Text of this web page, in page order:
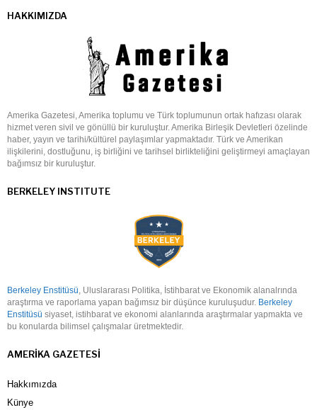
HAKKIMIZDA
Amerika Gazetesi, Amerika toplumu ve Türk toplumunun ortak hafızası olarak
hizmet veren sivil ve gönüllü bir kuruluştur. Amerika Birleşik Devletleri özelinde
haber, yayın ve tarihi/kültürel paylaşımlar yapmaktadır. Türk ve Amerikan
ilişkilerini, dostluğunu, iş birliğini ve tarihsel birlikteliğini geliştirmeyi amaçlayan
bağımsız bir kuruluştur.
BERKELEY INSTITUTE
Berkeley Enstitüsü, Uluslararası Politika, İstihbarat ve Ekonomik alanalrında
araştırma ve raporlama yapan bağımsız bir düşünce kuruluşudur. Berkeley
Enstitüsü siyaset, istihbarat ve ekonomi alanlarında araştırmalar yapmakta ve
bu konularda bilimsel çalışmalar üretmektedir.
AMERIKA GAZETESI
Hakkımızda
Künye